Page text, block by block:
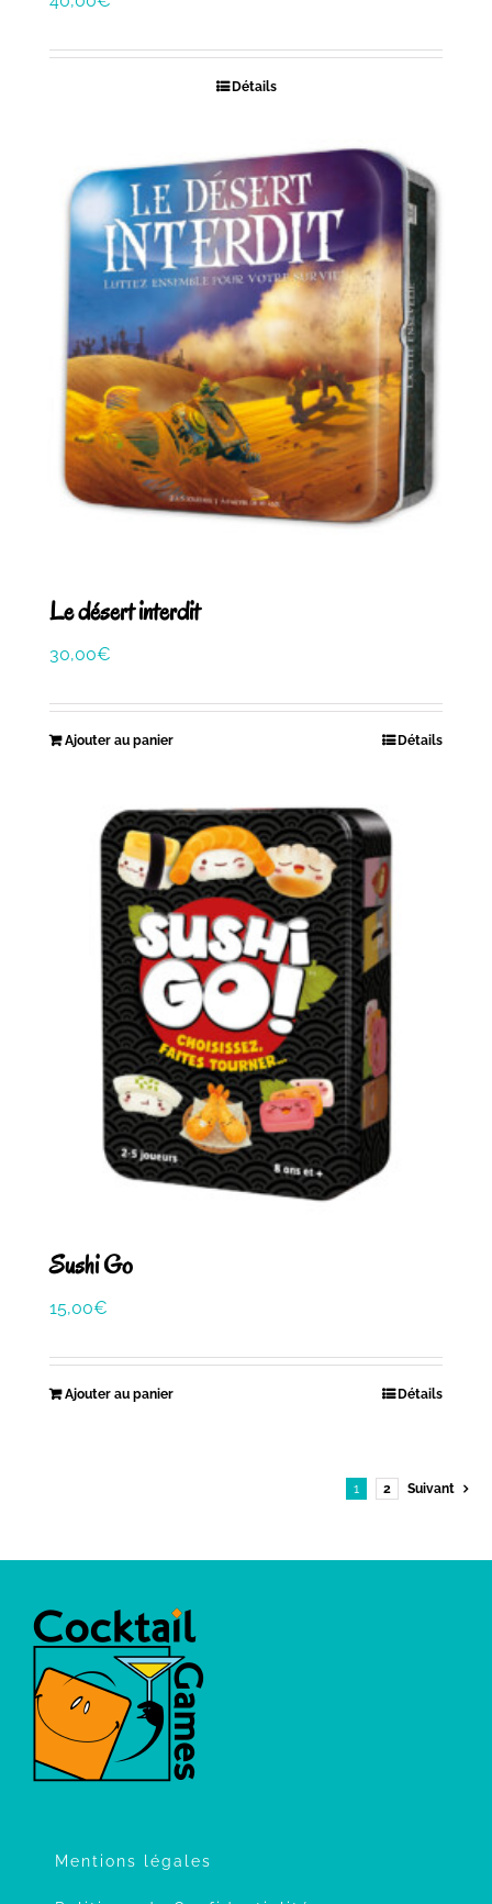
Détails
Le désert interdit
30,00€
Ajouter au panier Détails
Sushi Go
15,00€
Ajouter au panier Détails
1 2 Suivant
Mentions légales